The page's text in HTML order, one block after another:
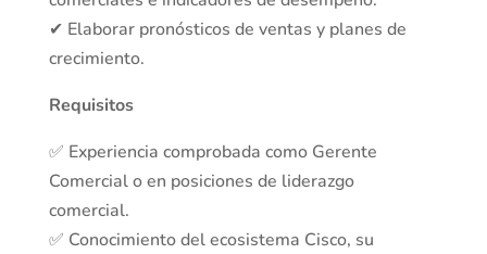
✔ Elaborar pronósticos de ventas y planes de
crecimiento.
Requisitos
✅ Experiencia comprobada como Gerente
Comercial o en posiciones de liderazgo
comercial.
✅ Conocimiento del ecosistema Cisco, su